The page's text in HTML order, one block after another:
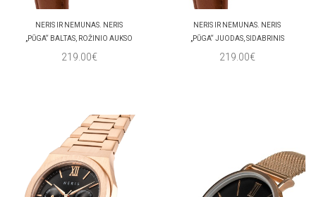
NERIS IR NEMUNAS. NERIS
„PŪGA“ BALTAS, ROŽINIO AUKSO
219.00€
NERIS IR NEMUNAS. NERIS
„PŪGA“ JUODAS, SIDABRINIS
219.00€